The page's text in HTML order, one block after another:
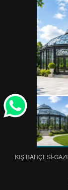
KIŞ BAHÇESİ-